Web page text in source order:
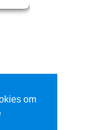
om